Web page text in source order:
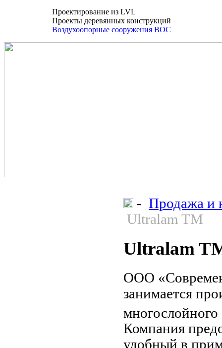
Проектирование из LVL
Проекты деревянных конструкций
Воздухоопорные сооружения ВОС
- Продажа и
Ultralam TM
Ultralam
ООО
занимается
Компания
удобный в